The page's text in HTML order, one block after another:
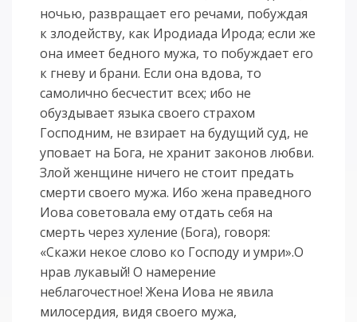
ночью, развращает его речами, побуждая
к злодейству, как Иродиада Ирода; если же
она имеет бедного мужа, то побуждает его
к гневу и брани. Если она вдова, то
самолично бесчестит всех; ибо не
обуздывает языка своего страхом
Господним, не взирает на будущий суд, не
уповает на Бога, не хранит законов любви.
Злой женщине ничего не стоит предать
смерти своего мужа. Ибо жена праведного
Иова советовала ему отдать себя на
смерть через хуление (Бога), говоря:
«Скажи некое слово ко Господу и умри».О
нрав лукавый! О намерение
неблагочестное! Жена Иова не явила
милосердия, видя своего мужа,